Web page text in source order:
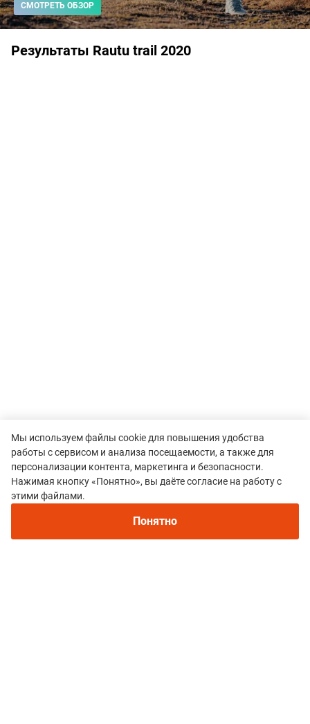
СМОТРЕТЬ ОБЗОР
Результаты Rautu trail 2020
Мы используем файлы cookie для повышения удобства
работы с сервисом и анализа посещаемости, а также для
персонализации контента, маркетинга и безопасности.
Нажимая кнопку «Понятно», вы даёте согласие на работу с
этими файлами.
Понятно